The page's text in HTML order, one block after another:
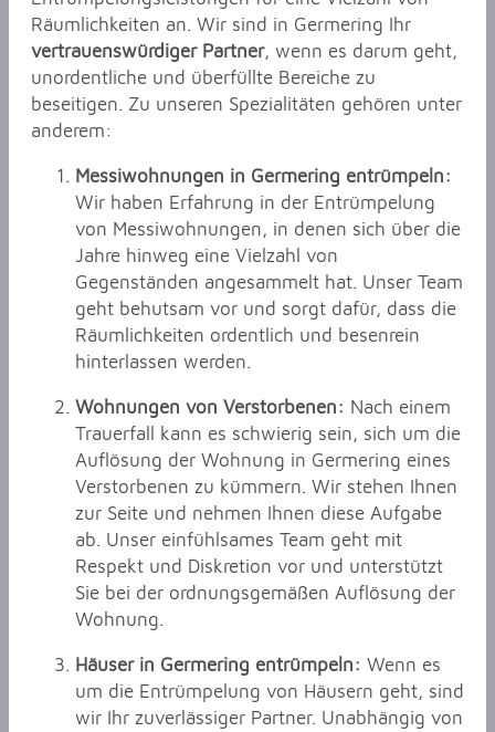
Räumlichkeiten an. Wir sind in Germering Ihr
vertrauenswürdiger Partner, wenn es darum geht,
unordentliche und überfüllte Bereiche zu
beseitigen. Zu unseren Spezialitäten gehören unter
anderem:
Messiwohnungen in Germering entrümpeln:
Wir haben Erfahrung in der Entrümpelung
von Messiwohnungen, in denen sich über die
Jahre hinweg eine Vielzahl von
Gegenständen angesammelt hat. Unser Team
geht behutsam vor und sorgt dafür, dass die
Räumlichkeiten ordentlich und besenrein
hinterlassen werden.
Wohnungen von Verstorbenen: Nach einem
Trauerfall kann es schwierig sein, sich um die
Auflösung der Wohnung in Germering eines
Verstorbenen zu kümmern. Wir stehen Ihnen
zur Seite und nehmen Ihnen diese Aufgabe
ab. Unser einfühlsames Team geht mit
Respekt und Diskretion vor und unterstützt
Sie bei der ordnungsgemäßen Auflösung der
Wohnung.
Häuser in Germering entrümpeln: Wenn es
um die Entrümpelung von Häusern geht, sind
wir Ihr zuverlässiger Partner. Unabhängig von